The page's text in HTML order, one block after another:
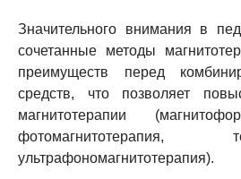
Значительного внимания в
сочетанные методы
преимуществ перед
средств, что позволяет
магнитотерапии
фотомагнитотерапия,
ультрафономагнитотерапия).